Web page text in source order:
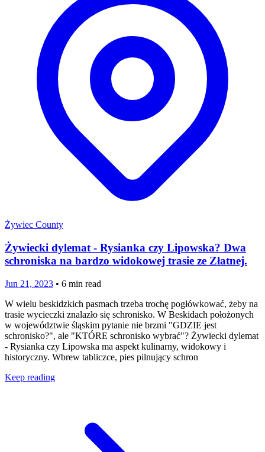
Żywiec County
Żywiecki dylemat - Rysianka czy Lipowska? Dwa
schroniska na bardzo widokowej trasie ze Złatnej.
Jun 21, 2023 • 6 min read
W wielu beskidzkich pasmach trzeba trochę pogłówkować, żeby na
trasie wycieczki znalazło się schronisko. W Beskidach położonych
w województwie śląskim pytanie nie brzmi "GDZIE jest
schronisko?", ale "KTÓRE schronisko wybrać"? Żywiecki dylemat
- Rysianka czy Lipowska ma aspekt kulinarny, widokowy i
historyczny. Wbrew tabliczce, pies pilnujący schron
Keep reading